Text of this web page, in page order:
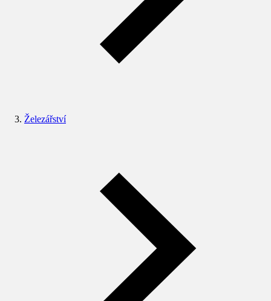
Železářství